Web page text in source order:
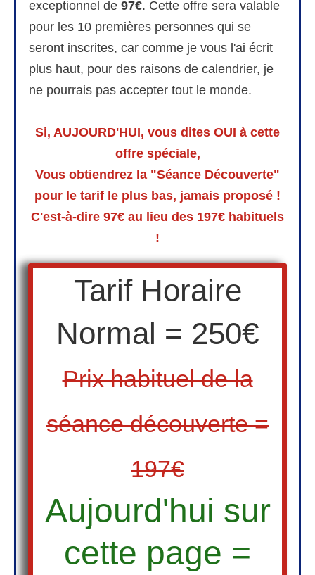
exceptionnel de 97€. Cette offre sera valable
pour les 10 premières personnes qui se
seront inscrites, car comme je vous l'ai écrit
plus haut, pour des raisons de calendrier, je
ne pourrais pas accepter tout le monde.
Si, AUJOURD'HUI, vous dites OUI à cette
offre spéciale,
Vous obtiendrez la "Séance Découverte"
pour le tarif le plus bas, jamais proposé !
C'est-à-dire 97€ au lieu des 197€ habituels
!
Tarif Horaire
Normal = 250€
Prix habituel de la
séance découverte =
197€
Aujourd'hui sur
cette page =